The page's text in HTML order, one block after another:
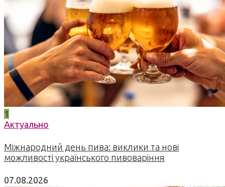
1
Актуально
Міжнародний день пива: виклики та нові
можливості українського пивоваріння
07.08.2026